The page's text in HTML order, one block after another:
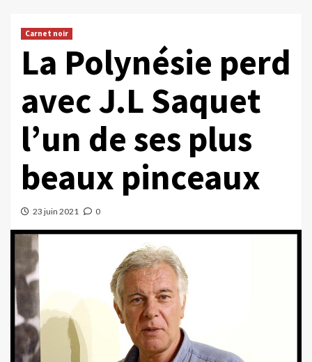
Carnet noir
La Polynésie perd
avec J.L Saquet
l’un de ses plus
beaux pinceaux
23 juin 2021 0